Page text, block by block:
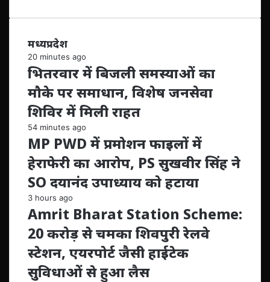
मध्यप्रदेश
20 minutes ago
भितरवार में बिजली समस्याओं का
मौके पर समाधान, विशेष जनसेवा
शिविर में मिली राहत
54 minutes ago
MP PWD में प्रमोशन फाइलों में
हेराफेरी का आरोप, PS सुखवीर सिंह ने
SO दयानंद उपाध्याय को हटाया
3 hours ago
Amrit Bharat Station Scheme:
20 करोड़ से चमका शिवपुरी रेलवे
स्टेशन, एयरपोर्ट जैसी हाईटेक
सुविधाओं से हुआ लैस